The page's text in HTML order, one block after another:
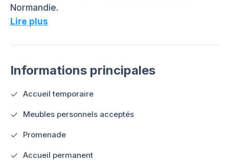
Normandie.
Lire plus
Informations principales
Accueil temporaire
Meubles personnels acceptés
Promenade
Accueil permanent